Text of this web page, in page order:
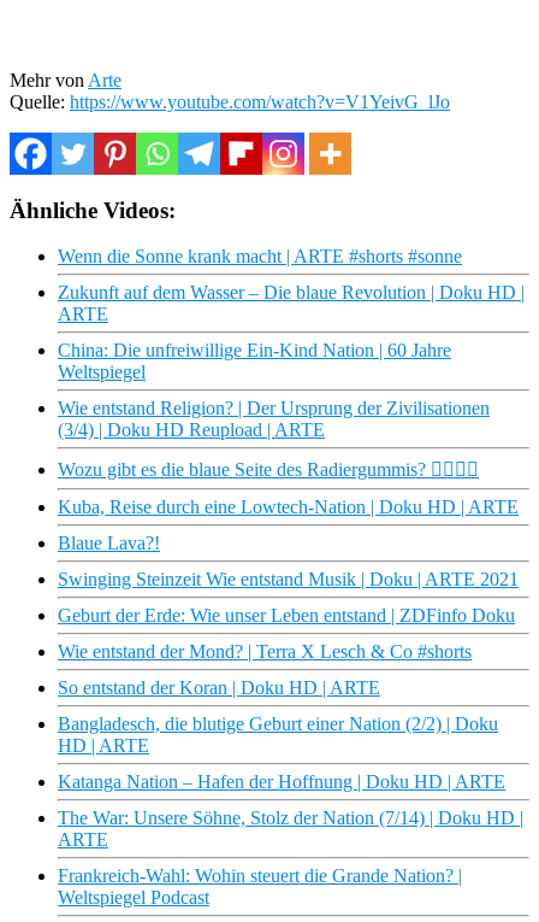
Mehr von Arte
Quelle: https://www.youtube.com/watch?v=V1YeivG_lJo
Ähnliche Videos:
Wenn die Sonne krank macht | ARTE #shorts #sonne
Zukunft auf dem Wasser – Die blaue Revolution | Doku HD |
ARTE
China: Die unfreiwillige Ein-Kind Nation | 60 Jahre
Weltspiegel
Wie entstand Religion? | Der Ursprung der Zivilisationen
(3/4) | Doku HD Reupload | ARTE
Wozu gibt es die blaue Seite des Radiergummis? 🙇‍♂️🙇‍♀️
Kuba, Reise durch eine Lowtech-Nation | Doku HD | ARTE
Blaue Lava?!
Swinging Steinzeit Wie entstand Musik | Doku | ARTE 2021
Geburt der Erde: Wie unser Leben entstand | ZDFinfo Doku
Wie entstand der Mond? | Terra X Lesch & Co #shorts
So entstand der Koran | Doku HD | ARTE
Bangladesch, die blutige Geburt einer Nation (2/2) | Doku
HD | ARTE
Katanga Nation – Hafen der Hoffnung | Doku HD | ARTE
The War: Unsere Söhne, Stolz der Nation (7/14) | Doku HD |
ARTE
Frankreich-Wahl: Wohin steuert die Grande Nation? |
Weltspiegel Podcast